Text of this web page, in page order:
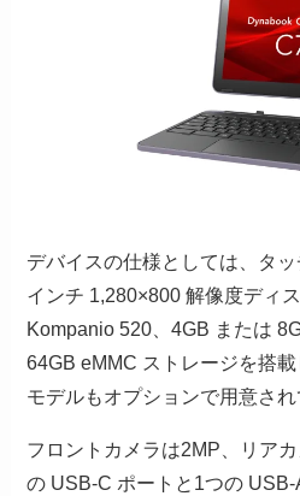
デバイスの仕様としては、タ
インチ 1,280×800 解像度ディ
Kompanio 520、4GB または
64GB eMMC ストレージを搭
モデルもオプションで用意され
フロントカメラは2MP、リア
の USB-C ポートと1つの